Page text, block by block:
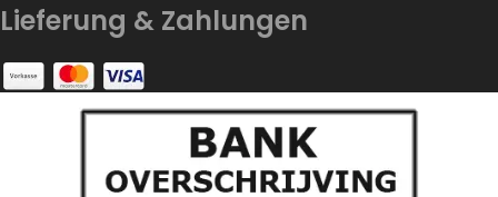
Lieferung & Zahlungen